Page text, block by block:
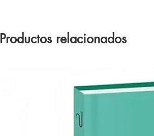
Productos relacionados